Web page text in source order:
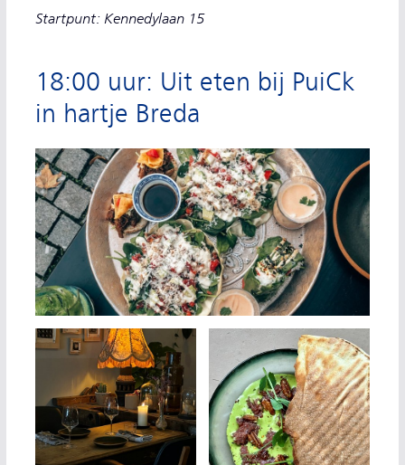
Startpunt: Kennedylaan 15
18:00 uur: Uit eten bij PuiCk
in hartje Breda